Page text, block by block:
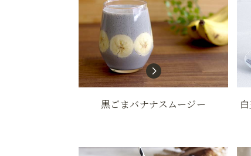
黒ごまバナナスムージー